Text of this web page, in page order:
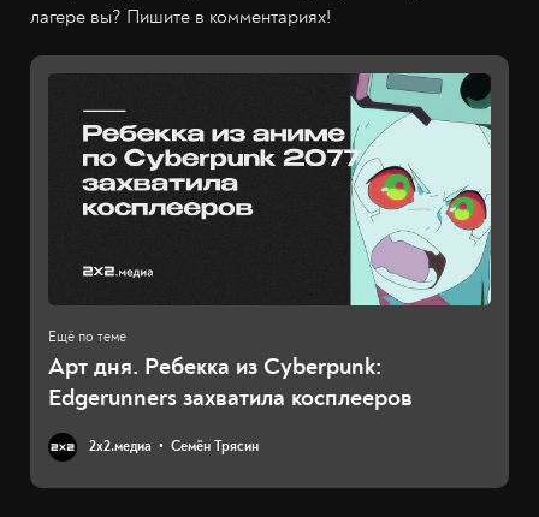
лагере вы? Пишите в комментариях!
Арт дня. Ребекка из Cyberpunk:
Edgerunners захватила косплееров
2х2.медиа Семён Трясин